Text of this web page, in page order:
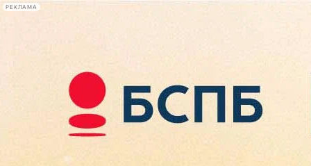
РЕКЛАМА
Сегодня:
2026.08.07
12:42
Афиша Plus